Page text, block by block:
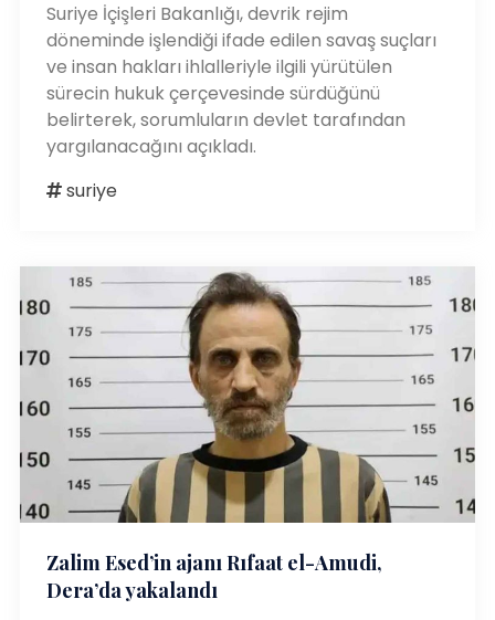
Suriye İçişleri Bakanlığı, devrik rejim
döneminde işlendiği ifade edilen savaş suçları
ve insan hakları ihlalleriyle ilgili yürütülen
sürecin hukuk çerçevesinde sürdüğünü
belirterek, sorumluların devlet tarafından
yargılanacağını açıkladı.
suriye
Zalim Esed’in ajanı Rıfaat el-Amudi,
Dera’da yakalandı